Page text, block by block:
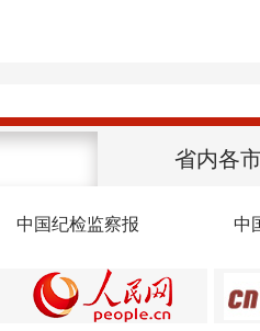
省内各
中国纪检监察报 中